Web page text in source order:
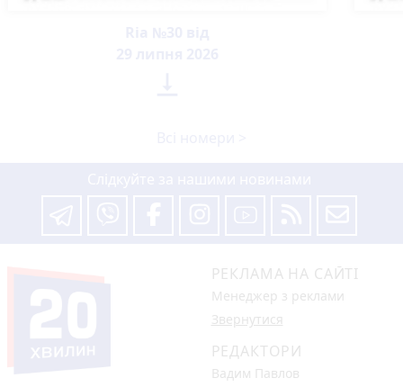
РЕКЛАМА НА САЙТІ
Менеджер з реклами
Звернутися
РЕДАКТОРИ
Вадим Павлов